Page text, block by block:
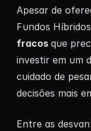
Apesar de
Fundos
fracos que
investir em um
cuidado de
decisões mais
Entre as